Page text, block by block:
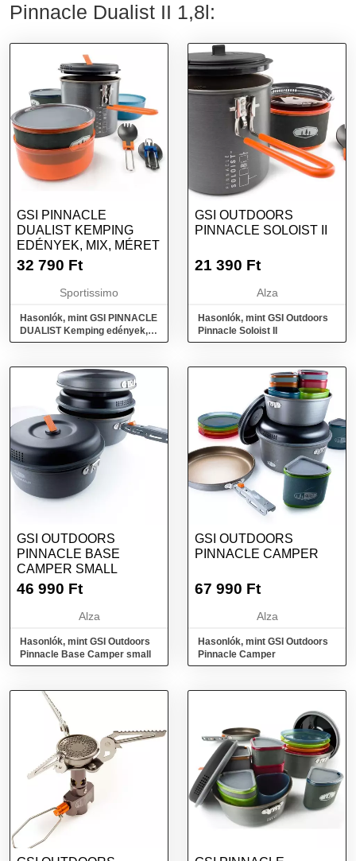
Pinnacle Dualist II 1,8l:
GSI PINNACLE
DUALIST KEMPING
EDÉNYEK, MIX, MÉRET
32 790 Ft
Sportissimo
Hasonlók, mint GSI PINNACLE
DUALIST Kemping edények,
mix, méret
GSI OUTDOORS
PINNACLE SOLOIST II
21 390 Ft
Alza
Hasonlók, mint GSI Outdoors
Pinnacle Soloist II
GSI OUTDOORS
PINNACLE BASE
CAMPER SMALL
46 990 Ft
Alza
Hasonlók, mint GSI Outdoors
Pinnacle Base Camper small
GSI OUTDOORS
PINNACLE CAMPER
67 990 Ft
Alza
Hasonlók, mint GSI Outdoors
Pinnacle Camper